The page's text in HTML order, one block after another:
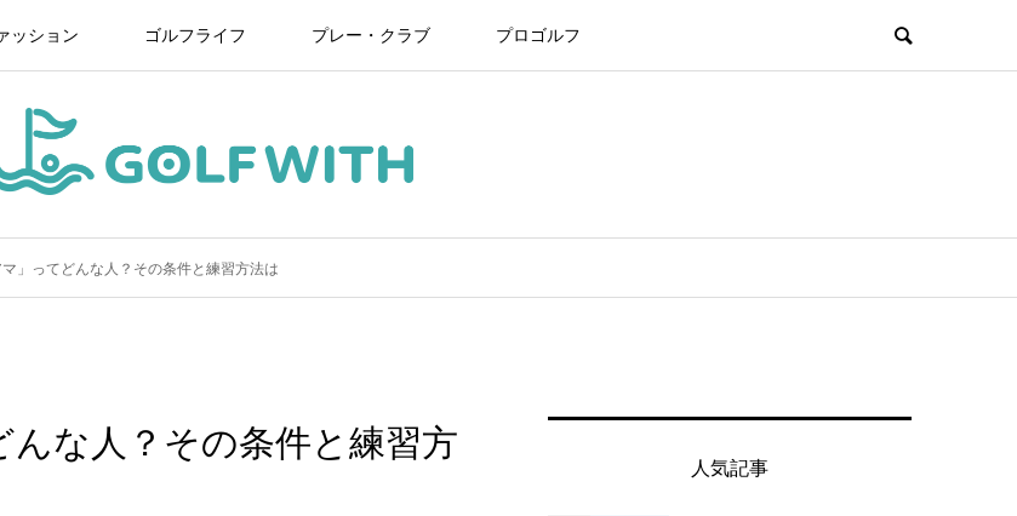
ッション ゴルフライフ プレー・クラブ プロゴルフ
」ってどんな人？その条件と練習方法は
な人？その条件と練習方
人気記事